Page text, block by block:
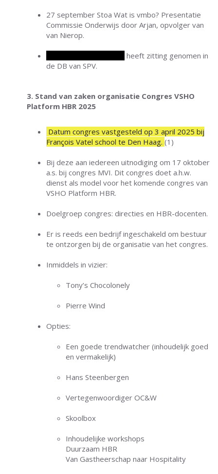
27 september Stoa Wat is vmbo? Presentatie
Commissie Onderwijs door Arjan, opvolger van
van Nierop.
heeft zitting genomen in
de DB van SPV.
3. Stand van zaken organisatie Congres VSHO
Platform HBR 2025
Datum congres vastgesteld op 3 april 2025 bij
François Vatel school te Den Haag. (1)
Bij deze aan iedereen uitnodiging om 17 oktober
a.s. bij congres MVI. Dit congres doet a.h.w.
dienst als model voor het komende congres van
VSHO Platform HBR.
Doelgroep congres: directies en HBR-docenten.
Er is reeds een bedrijf ingeschakeld om bestuur
te ontzorgen bij de organisatie van het congres.
Inmiddels in vizier:
Tony’s Chocolonely
Pierre Wind
Opties:
Een goede trendwatcher (inhoudelijk goed
en vermakelijk)
Hans Steenbergen
Vertegenwoordiger OC&W
Skoolbox
Inhoudelijke workshops
Duurzaam HBR
Van Gastheerschap naar Hospitality